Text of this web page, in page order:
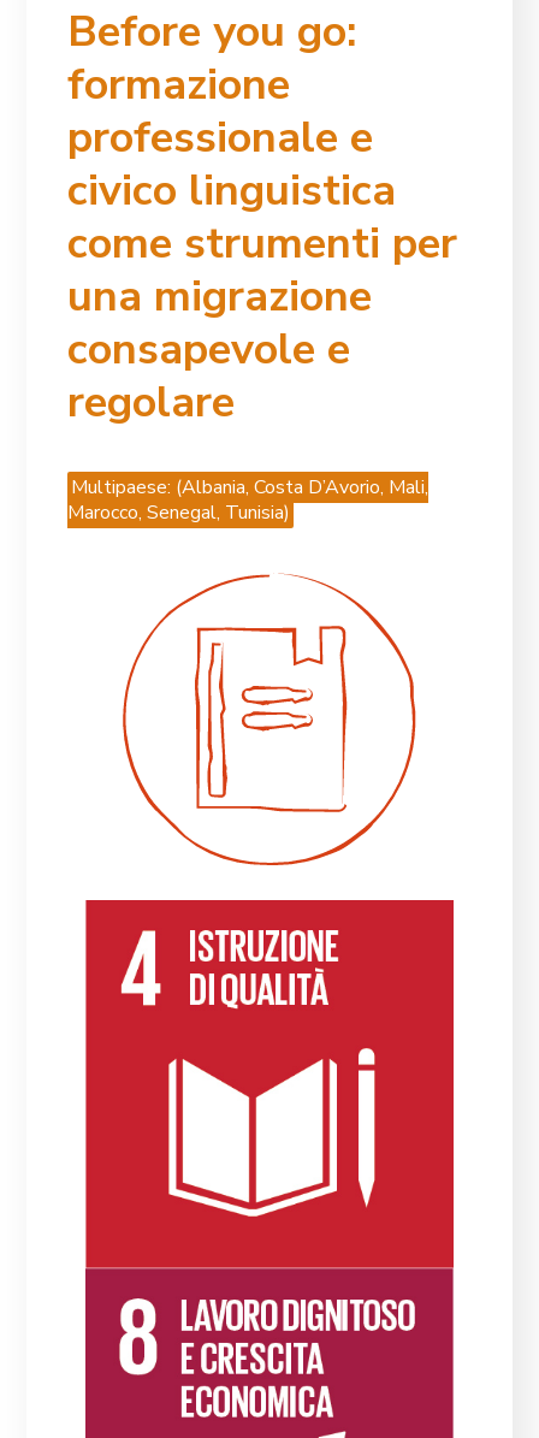
Before you go:
formazione
professionale e
civico linguistica
come strumenti per
una migrazione
consapevole e
regolare
Multipaese: (Albania, Costa D’Avorio, Mali,
Marocco, Senegal, Tunisia)